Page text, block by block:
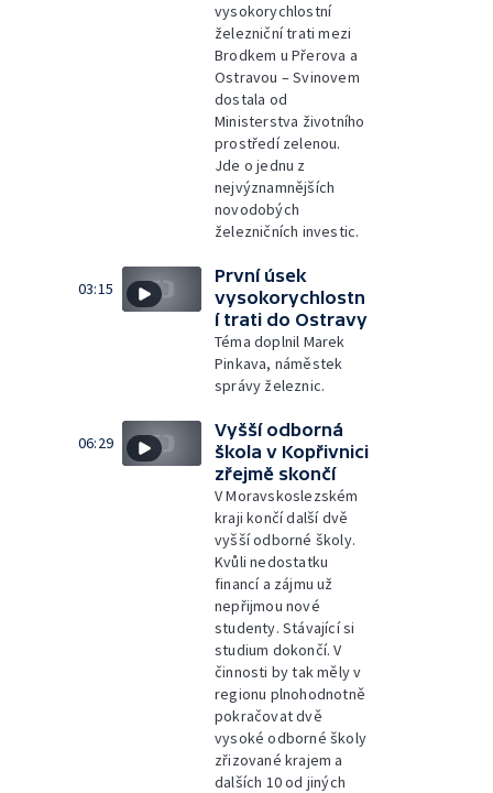
vysokorychlostní
železniční trati mezi
Brodkem u Přerova a
Ostravou – Svinovem
dostala od
Ministerstva životního
prostředí zelenou.
Jde o jednu z
nejvýznamnějších
novodobých
železničních investic.
03:15
První úsek
vysokorychlostn
í trati do Ostravy
Téma doplnil Marek
Pinkava, náměstek
správy železnic.
06:29
Vyšší odborná
škola v Kopřivnici
zřejmě skončí
V Moravskoslezském
kraji končí další dvě
vyšší odborné školy.
Kvůli nedostatku
financí a zájmu už
nepřijmou nové
studenty. Stávající si
studium dokončí. V
činnosti by tak měly v
regionu plnohodnotně
pokračovat dvě
vysoké odborné školy
zřizované krajem a
dalších 10 od jiných